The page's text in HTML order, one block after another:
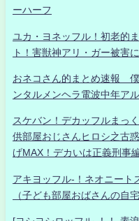
ーハーフ
ユカ・ヨネッフル！初老的
ト！害獣神アリ・ガー被害
おネコさん的まとめ速報
ンタルメンヘラ電波中年ア
スケバン！デカッフルまっ
供部屋おじさんヒロシ之古
げMAX！デカいは正義刑事
アキヨッフル-！ネオニート
（子ども部屋おばさんの自